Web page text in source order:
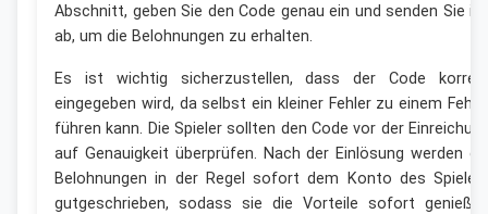
Abschnitt, geben Sie den Code genau ein und senden Sie
ab, um die Belohnungen zu erhalten.
Es ist wichtig sicherzustellen, dass der Code
eingegeben wird, da selbst ein kleiner Fehler zu einem
führen kann. Die Spieler sollten den Code vor der
auf Genauigkeit überprüfen. Nach der Einlösung werden
Belohnungen in der Regel sofort dem Konto des
gutgeschrieben, sodass sie die Vorteile sofort